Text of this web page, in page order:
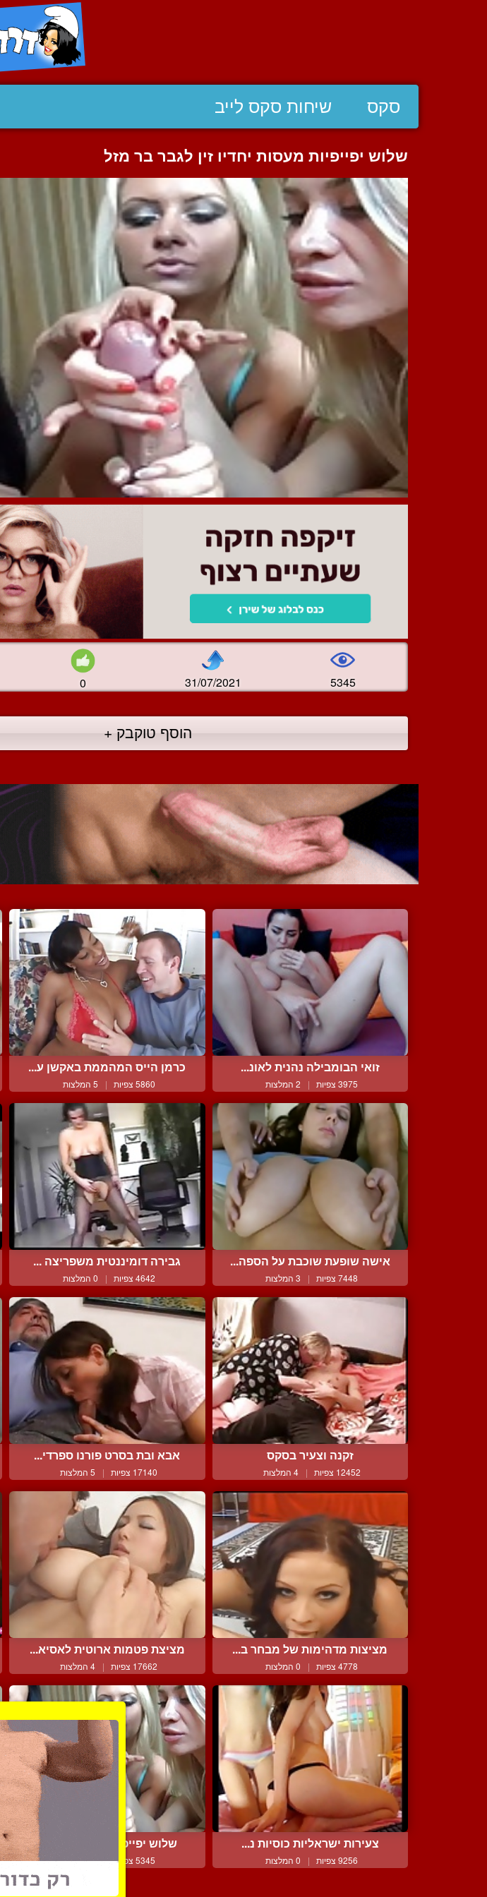
סקס שיחות סקס לייב
שלוש יפייפיות מעסות יחדיו זין לגבר בר מזל
0 31/07/2021 5345
הוסף טוקבק +
זואי הבומבילה נהנית לאונ...
3975 צפיות | 2 המלצות
כרמן הייס המהממת באקשן ע...
5860 צפיות | 5 המלצות
אישה שופעת שוכבת על הספה...
7448 צפיות | 3 המלצות
גבירה דומיננטית משפריצה ...
4642 צפיות | 0 המלצות
זקנה וצעיר בסקס
12452 צפיות | 4 המלצות
אבא ובת בסרט פורנו ספרדי...
17140 צפיות | 5 המלצות
מציצות מדהימות של מבחר ב...
4778 צפיות | 0 המלצות
מציצת פטמות ארוטית לאסיא...
17662 צפיות | 4 המלצות
צעירות ישראליות כוסיות נ...
9256 צפיות | 0 המלצות
שלוש יפייפיות מעסות יחדי...
5345 צפיות | 0 המלצות
צור קשר